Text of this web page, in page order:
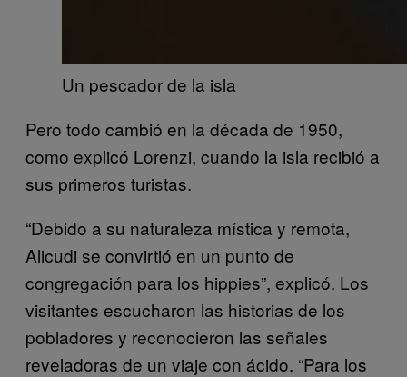
Un pescador de la isla
Pero todo cambió en la década de 1950,
como explicó Lorenzi, cuando la isla recibió a
sus primeros turistas.
“Debido a su naturaleza mística y remota,
Alicudi se convirtió en un punto de
congregación para los hippies”, explicó. Los
visitantes escucharon las historias de los
pobladores y reconocieron las señales
reveladoras de un viaje con ácido. “Para los